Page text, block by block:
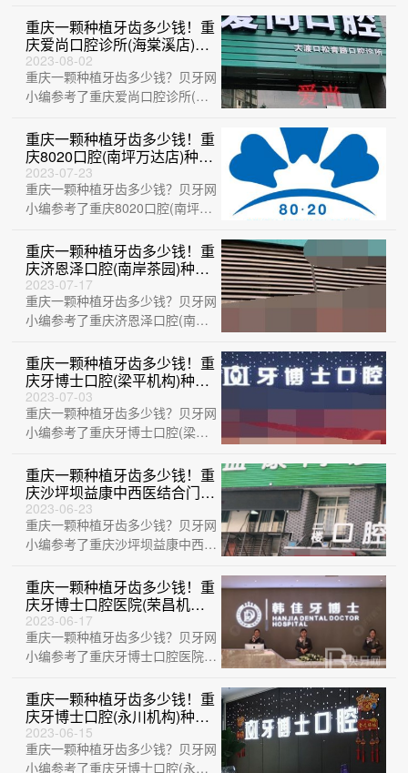
博士口腔···
重庆一颗种植牙齿多少钱！重
庆爱尚口腔诊所(海棠溪店)种
植牙收费表公布，德国
Camlog卡姆洛种植体：5396
元起/颗！
2023-08-02
重庆一颗种植牙齿多少钱？贝牙网
小编参考了重庆爱尚口腔诊所(海
国际店)···
重庆一颗种植牙齿多少钱！重
庆8020口腔(南坪万达店)种植
牙价格表，德国Camlog种植
体：6662元起/颗！
2023-07-23
重庆一颗种植牙齿多少钱？贝牙网
小编参考了重庆8020口腔(南坪万
构)、···
重庆一颗种植牙齿多少钱！重
庆济恩泽口腔(南岸茶园)种植
牙新价格已确定，德国普鲁士
Prussian：6194元起/颗！
2023-07-17
重庆一颗种植牙齿多少钱？贝牙网
小编参考了重庆济恩泽口腔(南岸
构)、重庆···
重庆一颗种植牙齿多少钱！重
庆牙博士口腔(梁平机构)种植
牙价目表已更新，国产康盛种
植牙价格：3976元起/颗！
2023-07-03
重庆一颗种植牙齿多少钱？贝牙网
小编参考了重庆牙博士口腔(梁平
庆永川德贝···
重庆一颗种植牙齿多少钱！重
庆沙坪坝益康中西医结合门诊
部(口腔科)种植牙价格表更
新，国产天玺牙科种植牙价
格：3453元起/颗！
2023-06-23
重庆一颗种植牙齿多少钱？贝牙网
小编参考了重庆沙坪坝益康中西医
口腔诊所···
重庆一颗种植牙齿多少钱！重
庆牙博士口腔医院(荣昌机构)
种牙超划算，瑞士锆钛锆合金
种植牙：8170元起/颗！
2023-06-17
重庆一颗种植牙齿多少钱？贝牙网
小编参考了重庆牙博士口腔医院
诊部(三峡···
重庆一颗种植牙齿多少钱！重
庆牙博士口腔(永川机构)种植
牙新价格已确定，国产大清西
格种植牙：3105元起/颗！
2023-06-15
重庆一颗种植牙齿多少钱？贝牙网
小编参考了重庆牙博士口腔(永川